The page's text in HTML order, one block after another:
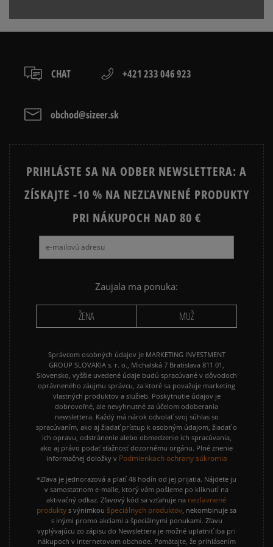
slovenská pošta - na adresu,
osobné prevzatie v predajni.
kartou,
CHAT +421 233 046 923
obchod@sizeer.sk
PRIHLÁSTE SA NA ODBER NEWSLETTERA: A
ZÍSKAJTE -10 % NA NEZĽAVNENÉ PRODUKTY
PRI NÁKUPOCH NAD 80 €
Zaujala ma ponuka:
ŽENA MUŽ
Správcom osobných údajov je MARKETING INVESTMENT
GROUP SLOVAKIA s. r. o., Michalská 7 Bratislava 811 01,
Slovensko, vyššie uvedené údaje budú spracúvané v dôvodoch
oprávneného záujmu správcu, za ktoré sa považuje marketing
vlastných produktov a služieb. Poskytnutie údajov je
dobrovoľné, ale nevyhnutné za účelom odoberania
newslettera. Každý má nárok odvolať svoj súhlas so
spracúvaním, ako aj žiadať prístup k osobným údajom, žiadať o
ich opravu, odstránenie alebo obmedzenie ich spracúvania,
ako aj právo podať sťažnosť dozornému orgánu. Plné znenie
informačnej doložky v Podmienkach ochrany súkromia
*Zľava je jednorazová a platí 48 hodín od jej prijatia. Nájdete ju
v samostatnom e-maile, ktorý vám pošleme po kliknutí na
aktivačný odkaz. Zľavový kód sa vzťahuje na nezľavnené
produkty s výnimkou špeciálnych produktov, nekombinuje sa
s inými promo akciami a špeciálnymi ponukami. Zľavu
vyplývajúcu zo zápisu do Newslettera je možné uplatniť iba pri
nákupoch v internetovom obchode. Pamätajte, že prihlásením